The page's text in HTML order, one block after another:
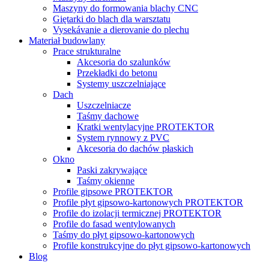
Maszyny do formowania blachy CNC
Giętarki do blach dla warsztatu
Vysekávanie a dierovanie do plechu
Materiał budowlany
Prace strukturalne
Akcesoria do szalunków
Przekładki do betonu
Systemy uszczelniające
Dach
Uszczelniacze
Taśmy dachowe
Kratki wentylacyjne PROTEKTOR
System rynnowy z PVC
Akcesoria do dachów płaskich
Okno
Paski zakrywające
Taśmy okienne
Profile gipsowe PROTEKTOR
Profile płyt gipsowo-kartonowych PROTEKTOR
Profile do izolacji termicznej PROTEKTOR
Profile do fasad wentylowanych
Taśmy do płyt gipsowo-kartonowych
Profile konstrukcyjne do płyt gipsowo-kartonowych
Blog